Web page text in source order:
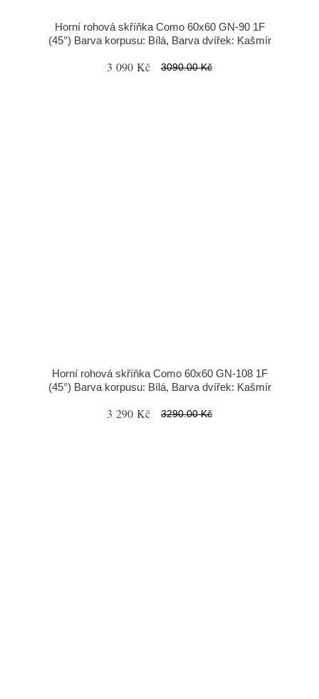
Horní rohová skříňka Como 60x60 GN-90 1F
(45°) Barva korpusu: Bílá, Barva dvířek: Kašmír
3 090 Kč 3090.00 Kč
Horní rohová skříňka Como 60x60 GN-108 1F
(45°) Barva korpusu: Bílá, Barva dvířek: Kašmír
3 290 Kč 3290.00 Kč